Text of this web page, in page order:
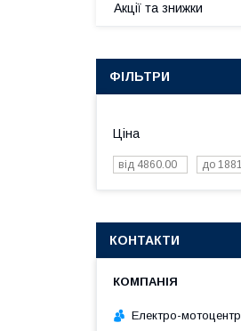
Акції та знижки
ФІЛЬТРИ
Ціна
КОНТАКТИ
Електро-мотоцентр